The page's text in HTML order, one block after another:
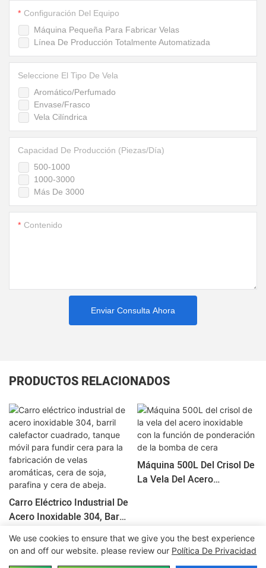
Máquina Pequeña Para Fabricar Velas
Línea De Producción Totalmente Automatizada
Configuración Del Equipo
Aromático/Perfumado
Envase/Frasco
Vela Cilíndrica
Seleccione El Tipo De Vela
500-1000
1000-3000
Más De 3000
Capacidad De Producción (piezas/día)
Contenido
Enviar Consulta Ahora
PRODUCTOS RELACIONADOS
Carro Eléctrico Industrial De
Acero Inoxidable 304, Barril
Calefactor Cuadrado,
Tanque Móvil Para Fundir
Cera Para La Fabricación
Máquina 500L Del Crisol De
La Vela Del Acero
We use cookies to ensure that we give you the best experience
on and off our website. please review our Política De Privacidad